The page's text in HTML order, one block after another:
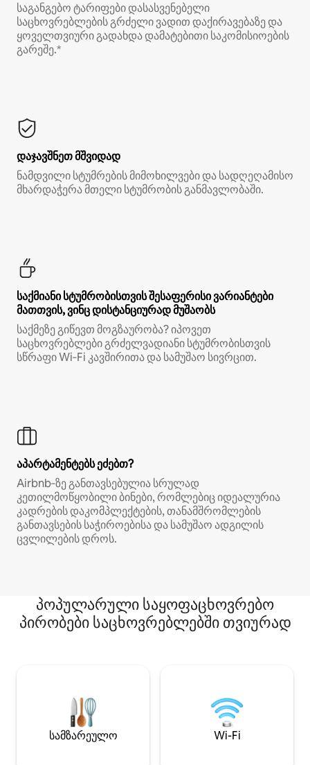
საგანგებო ტარიფები დასასვენებელი
საცხოვრებლების გრძელი ვადით დაქირავებაზე და
ყოველთვიური გადახდა დამატებითი საკომისიოების
გარეშე.*
დაჯავშნეთ მშვიდად
ნამდვილი სტუმრების მიმოხილვები და სადღეღამისო
მხარდაჭერა მთელი სტუმრობის განმავლობაში.
საქმიანი სტუმრობისთვის შესაფერისი ვარიანტები
მათთვის, ვინც დისტანციურად მუშაობს
საქმეზე გიწევთ მოგზაურობა? იპოვეთ
საცხოვრებლები გრძელვადიანი სტუმრობისთვის
სწრაფი Wi‑Fi კავშირითა და სამუშაო სივრცით.
აპარტამენტებს ეძებთ?
Airbnb‑ზე განთავსებულია სრულად
კეთილმოწყობილი ბინები, რომლებიც იდეალურია
კადრების დაკომპლექტების, თანამშრომლების
განთავსების საჭიროებისა და სამუშაო ადგილის
ცვლილების დროს.
პოპულარული საყოფაცხოვრებო
პირობები საცხოვრებლებში თვიურად
სამზარეულო Wi-Fi